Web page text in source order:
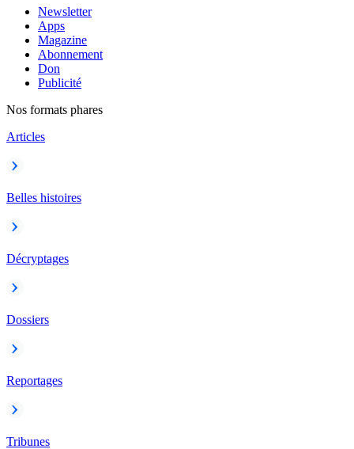
Newsletter
Apps
Magazine
Abonnement
Don
Publicité
Nos formats phares
Articles
Belles histoires
Décryptages
Dossiers
Reportages
Tribunes